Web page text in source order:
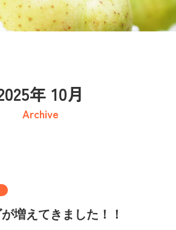
年 10月
Archive
増えてきました！！